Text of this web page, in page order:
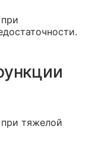
тяжелой